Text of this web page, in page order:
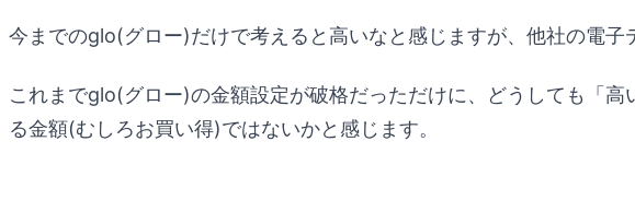
今までのglo(グロー)だけで考えると高いなと感じますが、他社の電子
これまでglo(グロー)の金額設定が破格だっただけに、どうしても「
る金額(むしろお買い得)ではないかと感じます。